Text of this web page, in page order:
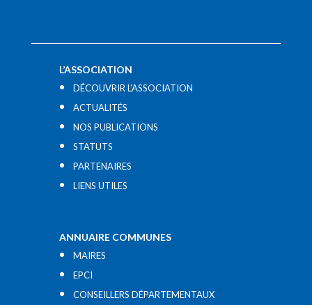
L’ASSOCIATION
DÉCOUVRIR L’ASSOCIATION
ACTUALITÉS
NOS PUBLICATIONS
STATUTS
PARTENAIRES
LIENS UTILES​
ANNUAIRE COMMUNES
MAIRES
EPCI
CONSEILLERS DÉPARTEMENTAUX